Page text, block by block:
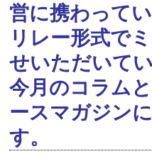
営に携わって
リレー形式で
せいただいてい
今月のコラム
ースマガジン
す。